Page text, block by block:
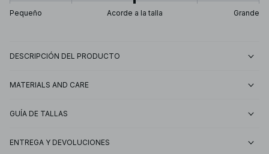
Pequeño Acorde a la talla Grande
DESCRIPCIÓN DEL PRODUCTO
MATERIALS AND CARE
GUÍA DE TALLAS
ENTREGA Y DEVOLUCIONES